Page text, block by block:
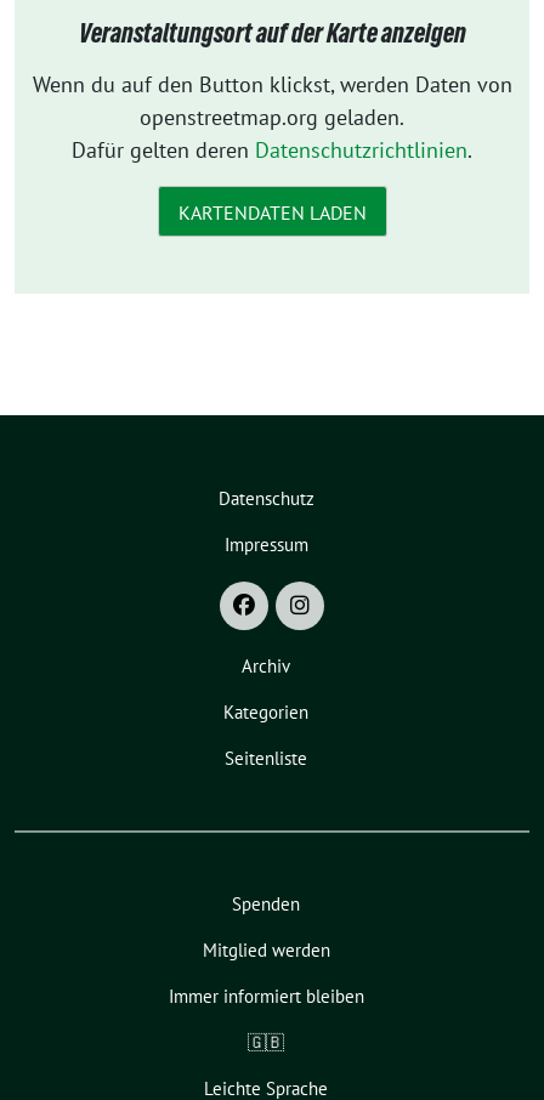
Veranstaltungsort auf der Karte anzeigen
Wenn du auf den Button klickst, werden Daten von
openstreetmap.org geladen.
Dafür gelten deren Datenschutzrichtlinien.
KARTENDATEN LADEN
Datenschutz
Impressum
Archiv
Kategorien
Seitenliste
Spenden
Mitglied werden
Immer informiert bleiben
🇬🇧
Leichte Sprache